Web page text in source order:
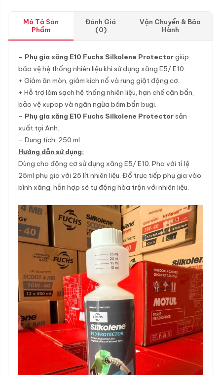
Mô Tả Sản
Phẩm
Đánh Giá
(0)
Vận Chuyển & Bảo
Hành
– Phụ gia xăng E10 Fuchs Silkolene Protectorgiúp
bảo vệ hệ thống nhiên liệu khi sử dụng xăng E5/ E10.
+ Giảm ăn mòn, giảm kích nổ và rung giật động cơ.
+ Hỗ trợ làm sạch hệ thống nhiên liệu, hạn chế cặn bẩn,
bảo vệ xupap và ngăn ngừa bám bẩn bugi.
– Phụ gia xăng E10 Fuchs Silkolene Protectorsản
xuất tại Anh.
– Dung tích: 250 ml
Hướng dẫn sử dụng:
Dùng cho động cơ sử dụng xăng E5/ E10. Pha với tỉ lệ
25ml phụ gia với 25 lít nhiên liệu. Đổ trực tiếp phụ gia vào
bình xăng, hỗn hợp sẽ tự động hòa trộn với nhiên liệu.